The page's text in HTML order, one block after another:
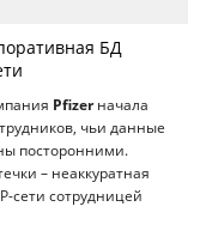
БД
Pfizerначала
чьи данные
посторонними.
– неаккуратная
сети сотрудницей